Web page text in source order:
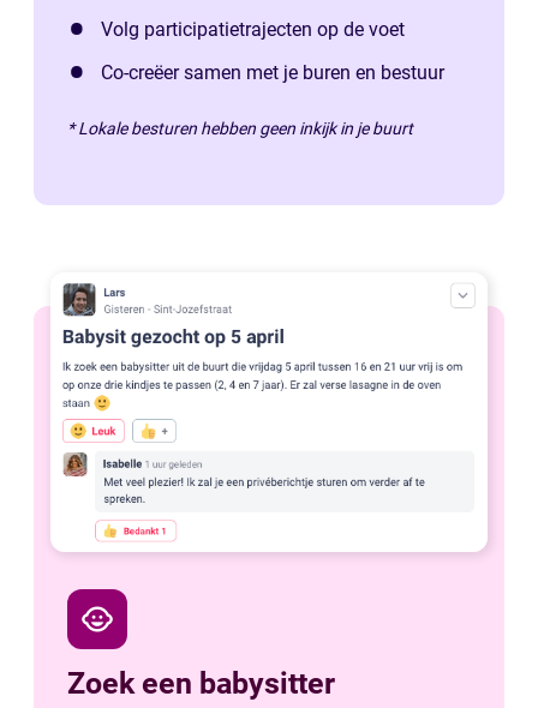
Volg participatietrajecten op de voet
Co-creëer samen met je buren en bestuur
* Lokale besturen hebben geen inkijk in je buurt
child_care
Zoek een babysitter